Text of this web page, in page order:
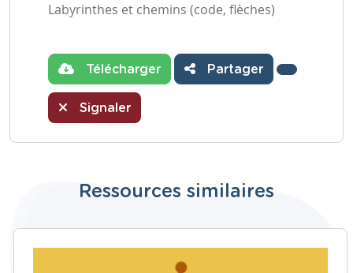
Labyrinthes et chemins (code, flèches)
Télécharger Partager
Signaler
Ressources similaires